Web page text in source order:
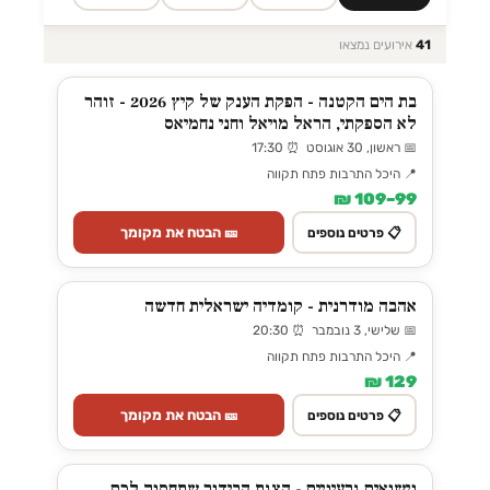
41 אירועים נמצאו
בת הים הקטנה - הפקת הענק של קיץ 2026 - זוהר
לא הספקתי, הראל מויאל וחני נחמיאס
📅 ראשון, 30 אוגוסט ⏰ 17:30
📍 היכל התרבות פתח תקווה
99–109 ₪
📋 פרטים נוספים 🎫 הבטח את מקומך
אהבה מודרנית - קומדיה ישראלית חדשה
📅 שלישי, 3 נובמבר ⏰ 20:30
📍 היכל התרבות פתח תקווה
129 ₪
📋 פרטים נוספים 🎫 הבטח את מקומך